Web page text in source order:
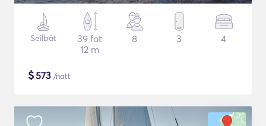
Seilbåt
39 fot
12 m
8 3 4
$573 /natt